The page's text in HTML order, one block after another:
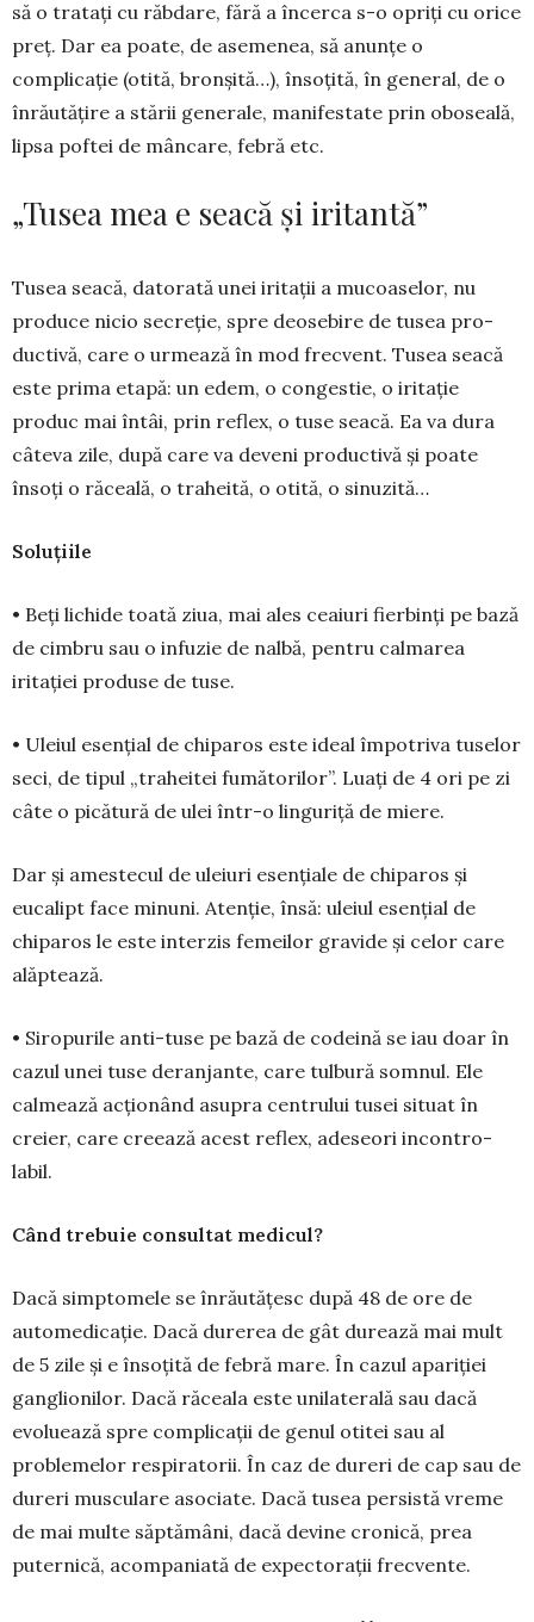
să o tratați cu răbdare, fără a încerca s-o opriți cu orice
preț. Dar ea poate, de ase­menea, să anunțe o
complicație (otită, bron­șită…), însoțită, în gene­ral, de o
în­ră­utățire a stării generale, manifestate prin oboseală,
lipsa poftei de mân­care, febră etc.
„Tusea mea e seacă și iritantă”
Tusea seacă, datorată unei iritații a mucoa­selor, nu
produce nicio se­cre­ție, spre deo­sebire de tusea pro­
duc­tivă, care o urmează în mod frecvent. Tusea seacă
este prima etapă: un edem, o congestie, o iritație
produc mai întâi, prin reflex, o tuse seacă. Ea va dura
câteva zile, după care va de­ve­ni pro­ductivă și poate
însoți o ră­ceală, o traheită, o otită, o sinuzită…
Soluțiile
• Beți lichide toată ziua, mai ales ceaiuri fierbinți pe bază
de cimbru sau o infuzie de nalbă, pentru calmarea
iritației produse de tuse.
• Uleiul esențial de chiparos este ideal îm­potriva tuselor
seci, de tipul „traheitei fumătorilor”. Lu­ați de 4 ori pe zi
câte o pi­cătură de ulei într-o lin­gu­riță de miere.
Dar și amestecul de uleiuri esențiale de chi­pa­ros și
eucalipt face minuni. Atenție, însă: uleiul esențial de
chiparos le este interzis femeilor gravide și celor care
alăptează.
• Siropurile anti-tuse pe bază de codeină se iau doar în
cazul unei tuse de­ran­jante, care tulbură som­nul. Ele
calmează acțio­nând asu­pra centrului tusei situat în
creier, care creează acest reflex, ade­seori in­con­tro­
labil.
Când trebuie consultat medicul?
Dacă simptomele se înrăutățesc după 48 de ore de
autome­dicație. Da­că durerea de gât durează mai mult
de 5 zile și e în­soțită de febră mare. În ca­zul apariției
gan­glionilor. Dacă ră­cea­la este unila­te­rală sau da­că
evo­luează spre compli­cații de genul otitei sau al
problemelor respiratorii. În caz de dureri de cap sau de
dureri muscu­lare asociate. Dacă tusea per­sistă vreme
de mai multe săptămâni, dacă de­vine cronică, prea
puternică, acom­paniată de expectorații frec­vente.